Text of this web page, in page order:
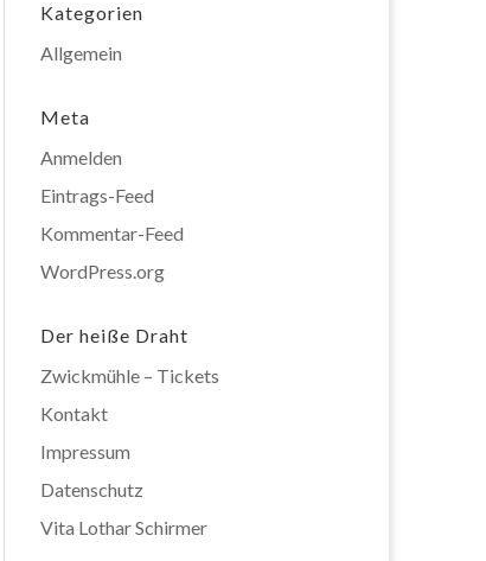
Kategorien
Allgemein
Meta
Anmelden
Eintrags-Feed
Kommentar-Feed
WordPress.org
Der heiße Draht
Zwickmühle – Tickets
Kontakt
Impressum
Datenschutz
Vita Lothar Schirmer